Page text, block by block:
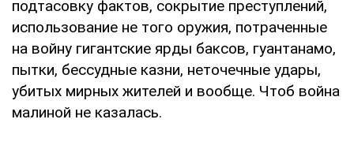
подтасовку фактов, сокрытие преступлений,
использование не того оружия, потраченные
на войну гигантские ярды баксов, гуантанамо,
пытки, бессудные казни, неточечные удары,
убитых мирных жителей и вообще. Чтоб война
малиной не казалась.